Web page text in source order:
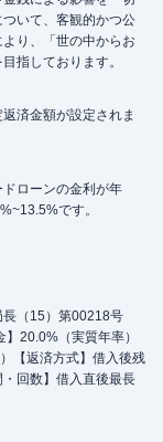
いて、客観的かつ公
り、「世の中からお
指しております。
済金額が設定されま
ローンの金利が年
です。
（15）第00218号
20.0%（実質年率）
【返済方式】借入後残
回数】借入直後最長